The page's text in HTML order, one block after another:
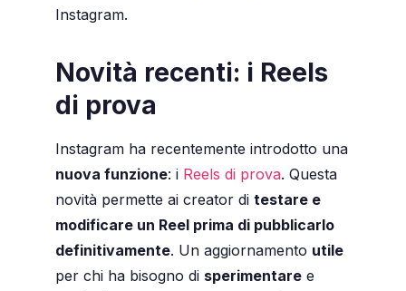
Instagram.
Novità recenti: i Reels
di prova
Instagram ha recentemente introdotto una
nuova funzione: i Reels di prova. Questa
novità permette ai creator di testare e
modificare un Reel prima di pubblicarlo
definitivamente. Un aggiornamento utile
per chi ha bisogno di sperimentaree